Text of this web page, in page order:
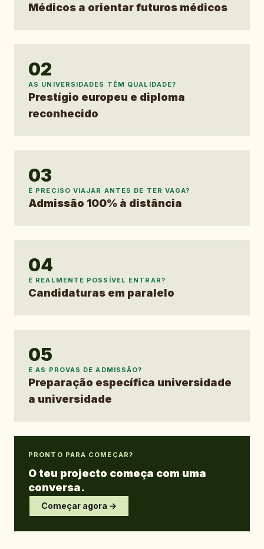
Médicos a orientar futuros médicos
02
AS UNIVERSIDADES TÊM QUALIDADE?
Prestígio europeu e diploma
reconhecido
03
É PRECISO VIAJAR ANTES DE TER VAGA?
Admissão 100% à distância
04
É REALMENTE POSSÍVEL ENTRAR?
Candidaturas em paralelo
05
E AS PROVAS DE ADMISSÃO?
Preparação específica universidade
a universidade
PRONTO PARA COMEÇAR?
O teu projecto começa com uma
conversa.
Começar agora →